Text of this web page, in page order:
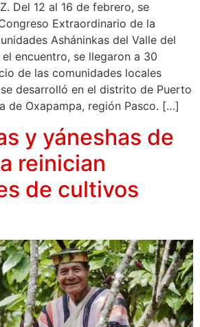
Del 12 al 16 de febrero, se
Extraordinario de la
Asháninkas del Valle del
el encuentro, se llegaron a 30
de las comunidades locales
desarrolló en el distrito de Puerto
de Oxapampa, región Pasco. […]
y yáneshas de
reinician
de cultivos